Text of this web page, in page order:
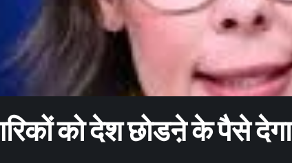
को देश छोडऩे के पैसे देगा